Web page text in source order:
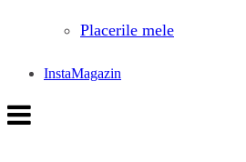
Placerile mele
InstaMagazin